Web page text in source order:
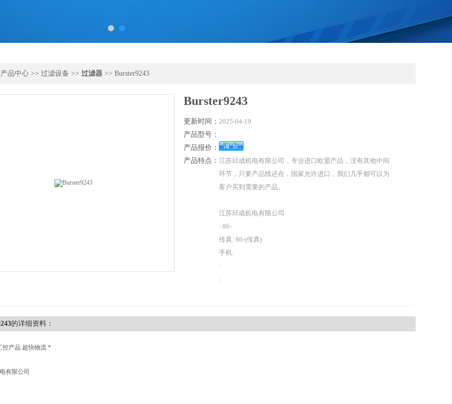
产品中心 >> 过滤设备 >> 过滤器 >> Burster9243
Burster9243
更新时间： 2025-04-19
产品型号：
产品报价：
产品特点： 江苏邱成机电有限公司，专业进口欧盟产品，没有其他中间
环节，只要产品线还在，国家允许进口，我们几乎都可以为
客户买到需要的产品。
江苏邱成机电有限公司
: 86-
传真: 86-(传真)
手机:
:
:
的详细资料：
控产品 超快物流 *
有限公司